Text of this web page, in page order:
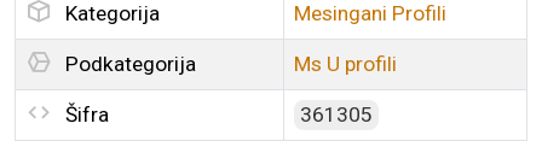
Kategorija Mesingani Profili
Podkategorija Ms U profili
Šifra 361305